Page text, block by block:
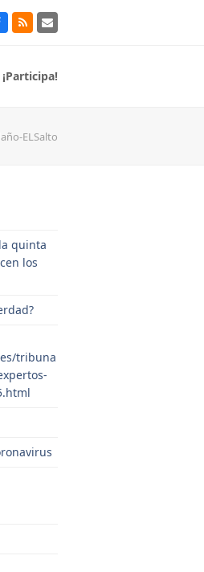
RSS Correo
¡Participa!
ELSalto
quinta
los
tribuna